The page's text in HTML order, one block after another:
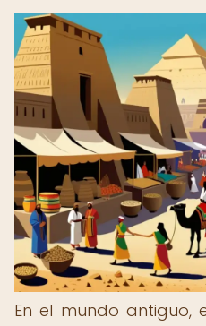
En el mundo antiguo,